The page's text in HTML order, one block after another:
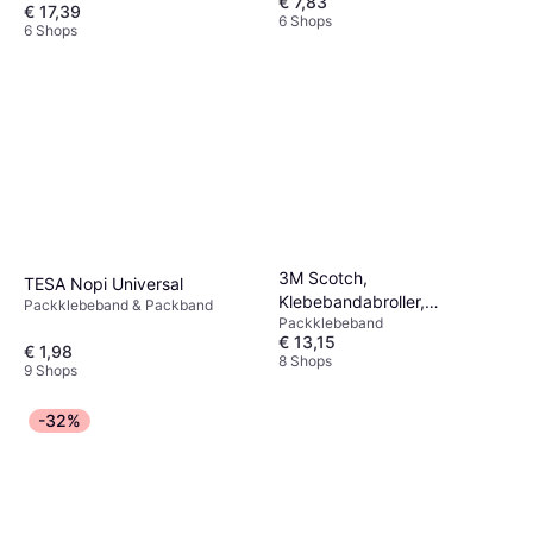
€ 17,39
6 Shops
6 Shops
TESA Nopi Universal
Packklebeband & Packband
€ 1,98
9 Shops
3M Scotch,
Klebebandabroller,
Verpackungsklebeband
Dispenser
Packklebeband
€ 13,15
8 Shops
-32%